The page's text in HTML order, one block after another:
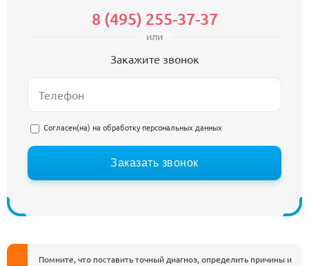
8 (495) 255-37-37
или
Закажите звонок
Согласен(на) на обработку персональных данных
Заказать звонок
Помните, что поставить точный диагноз, определить причины и